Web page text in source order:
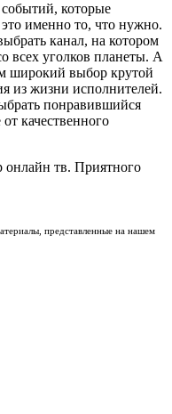
которые
именно то, что нужно.
канал, на котором
всех уголков планеты. А
широкий выбор крутой
из жизни исполнителей.
понравившийся
качественного
тв. Приятного
представленные на нашем